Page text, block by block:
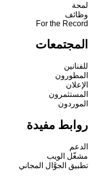
لمحة
وظائف
For the Record
المجتمعات
للفنانين
المطورون
الإعلان
المستثمرون
الموردون
روابط مفيدة
الدعم
مشغّل الويب
تطبيق الجوَّال المجاني